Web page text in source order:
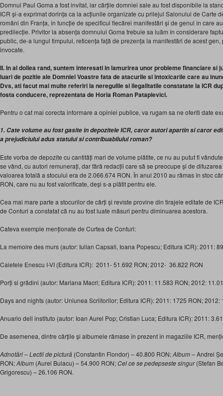
Domnul Paul Goma a fost invitat, iar cărțile domniei sale au fost disponibile la
ICR și-a exprimat dorința ca la acțiunile organizate cu prilejul Salonului de Carte
români din Franța, în funcție de specificul fiecărei manifestări și de genul în care
predilecție. Privitor la absența domnului Goma trebuie sa luăm în considerare
public, de-a lungul timpului, reticența față de prezența la manifestări de acest
invocate.
II. In al doilea rand, suntem interesati in lamurirea unor probleme financiare si
luari de pozitie ale Domniei Voastre fata de atacurile si intoxicarile care au
Dvs, ati facut mai multe referiri la neregulile si ilegalitatile constatate la ICR
fosta conducere, reprezentata de Horia Roman Patapievici.
Pentru o cat mai corecta informare a opiniei publice, va rugam sa ne oferiti date
1. Cate volume au fost gasite in depozitele ICR, caror autori apartin si caror
a prejudiciului adus statului si contribuabilului roman?
Este vorba de depozite cu cantități mari de volume plătite, ce nu au putut fi
se vând, cu autori remunerați, dar fără redacții care să se preocupe și de
valoarea totală a stocului era de 2.066.674 RON. În anul 2010 au rămas în stoc
RON, care nu au fost valorificate, deși s-a plătit pentru ele.
Cea mai mare parte a stocurilor de cărți și reviste provine din tirajele editate de
de Conturi a constatat că nu au fost luate măsuri pentru diminuarea acestora.
Cateva exemple menționate de Curtea de Conturi:
La memoire des murs (autor: Iulian Capsali, Ioana Popescu; Editura ICR): 2011:
Caietele Enescu I-VI (Editura ICR): 2011- 51.692 RON; 2012- 36.822 RON
Porți si grădini (autor: Mariana Macri; Editura ICR): 2011: 11.583 RON; 2012:
Days and nights (autor: Uniunea Scriitorilor; Editura ICR): 2011: 1725 RON; 2012:
Anuario dell instituto (autor: Ioan Aurel Pop; Cristian Luca; Editura ICR): 2011:
De asemenea, dintre cărțile și albumele rămase în prezent în magaziile ICR,
Adnotări – Lectiide pictură (Constantin Flondor) – 40.800 RON;Album– Andrei
RON;Album (Aurel Bulacu) – 54.900 RON;Cel ce se pedepseste singur(Stefan
Grigorescu) – 26.106 RON.